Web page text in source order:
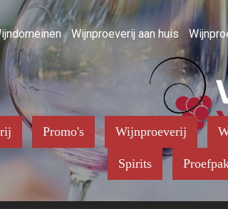
Wijnproeverij aan huis
Promo's Wijnproeverij
Spirits